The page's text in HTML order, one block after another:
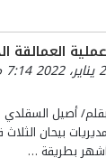
العمالقة
7:14 م
بقلم/ أصيل
بطريقة …